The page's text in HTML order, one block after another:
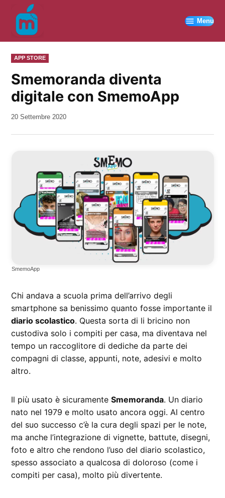
contenuto
Menu
PUBBLICATO
IN
APP STORE
Smemoranda diventa
digitale con SmemoApp
da
20 Settembre 2020
SmemoApp
Chi andava a scuola prima dell’arrivo degli
smartphone sa benissimo quanto fosse importante il
diario scolastico. Questa sorta di li bricino non
custodiva solo i compiti per casa, ma diventava nel
tempo un raccoglitore di dediche da parte dei
compagni di classe, appunti, note, adesivi e molto
altro.
Il più usato è sicuramenteSmemoranda. Un diario
nato nel 1979 e molto usato ancora oggi. Al centro
del suo successo c’è la cura degli spazi per le note,
ma anche l’integrazione di vignette, battute, disegni,
foto e altro che rendono l’uso del diario scolastico,
spesso associato a qualcosa di doloroso (come i
compiti per casa), molto più divertente.